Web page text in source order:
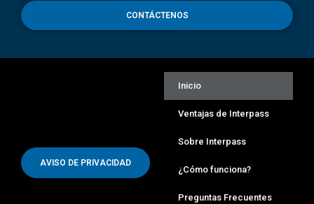
CONTÁCTENOS
Inicio
Ventajas de Interpass
Sobre Interpass
¿Cómo funciona?
Preguntas Frecuentes
AVISO DE PRIVACIDAD